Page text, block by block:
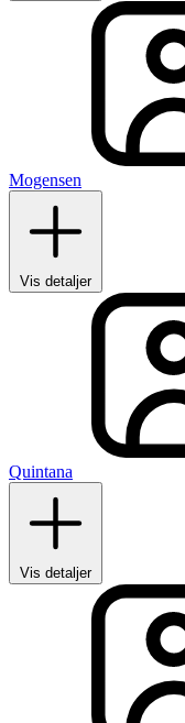
Mogensen
Vis detaljer
Quintana
Vis detaljer